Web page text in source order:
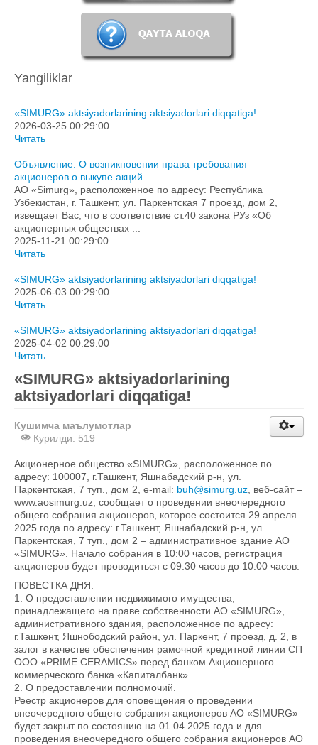
Yangiliklar
«SIMURG» aktsiyadorlarining aktsiyadorlari diqqatiga!
2026-03-25 00:29:00
Читать
Объявление. О возникновении права требования
акционеров о выкупе акций
АО «Simurg», расположенное по адресу: Республика
Узбекистан, г. Ташкент, ул. Паркентская 7 проезд, дом 2,
извещает Вас, что в соответствие ст.40 закона РУз «Об
акционерных обществах ...
2025-11-21 00:29:00
Читать
«SIMURG» aktsiyadorlarining aktsiyadorlari diqqatiga!
2025-06-03 00:29:00
Читать
«SIMURG» aktsiyadorlarining aktsiyadorlari diqqatiga!
2025-04-02 00:29:00
Читать
«SIMURG» aktsiyadorlarining
aktsiyadorlari diqqatiga!
Кушимча маълумотлар
Курилди: 519
Акционерное общество «SIMURG», расположенное по
адресу: 100007, г.Ташкент, Яшнабадский р-н, ул.
Паркентская, 7 туп., дом 2, e-mail: buh@simurg.uz , веб-сайт –
www.aosimurg.uz, сообщает о проведении внеочередного
общего собрания акционеров, которое состоится 29 апреля
2025 года по адресу: г.Ташкент, Яшнабадский р-н, ул.
Паркентская, 7 туп., дом 2 – административное здание АО
«SIMURG». Начало собрания в 10:00 часов, регистрация
акционеров будет проводиться с 09:30 часов до 10:00 часов.
ПОВЕСТКА ДНЯ:
1. О предоставлении недвижимого имущества,
принадлежащего на праве собственности АО «SIMURG»,
административного здания, расположенное по адресу:
г.Ташкент, Яшнободский район, ул. Паркент, 7 проезд, д. 2, в
залог в качестве обеспечения рамочной кредитной линии СП
ООО «PRIME CERAMICS» перед банком Акционерного
коммерческого банка «Капиталбанк».
2. О предоставлении полномочий.
Реестр акционеров для оповещения о проведении
внеочередного общего собрания акционеров АО «SIMURG»
будет закрыт по состоянию на 01.04.2025 года и для
проведения внеочередного общего собрания акционеров АО